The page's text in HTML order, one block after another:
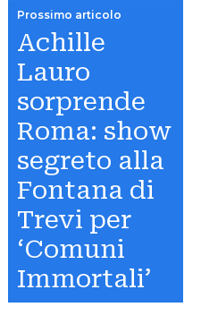
Prossimo articolo
Achille
Lauro
sorprende
Roma: show
segreto alla
Fontana di
Trevi per
‘Comuni
Immortali’